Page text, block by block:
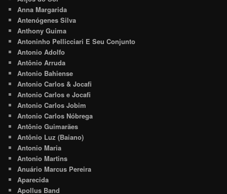
Anna Margarida
Antenógenes Silva
Anthony Guima
Antoninho Pellicciari E Seu Conjunto
Antonio Adolfo
Antônio Arruda
Antonio Bahiense
Antonio Carlos & Jocafi
Antonio Carlos e Jocafi
Antonio Carlos Jobim
Antonio Carlos Nóbrega
Antônio Guimarães
Antônio Luz (Baiano)
Antonio Maria
Antonio Martins
Anuário Marcus Pereira
Aparecida
Apollus Band